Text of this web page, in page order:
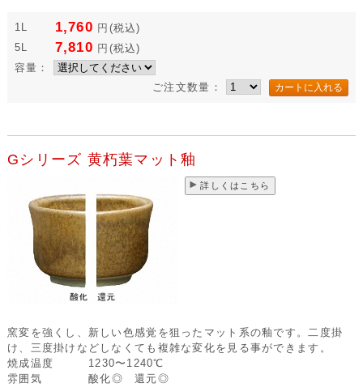
1L 1,760 円 (税込)
5L
7,810 円 (税込)
容量：
ご注文数量：
Gシリーズ 黄朽葉マット釉
詳しくはこちら
窯変を強くし、新しい色感覚を狙ったマット系の釉です。二度掛
け、三度掛けなどしなくても複雑な変化を見る事ができます。
焼成温度
1230〜1240℃
雰囲気
酸化◎ 還元◎